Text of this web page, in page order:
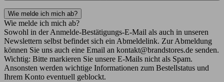
Wie melde ich mich ab?
Wie melde ich mich ab?
Sowohl in der Anmelde-Bestätigungs-E-Mail als auch in unseren
Newslettern selbst befindet sich ein Abmeldelink. Zur Abmeldung
können Sie uns auch eine Email an kontakt@brandstores.de senden.
Wichtig: Bitte markieren Sie unsere E-Mails nicht als Spam.
Ansonsten werden wichtige Informationen zum Bestellstatus und
Ihrem Konto eventuell geblockt.